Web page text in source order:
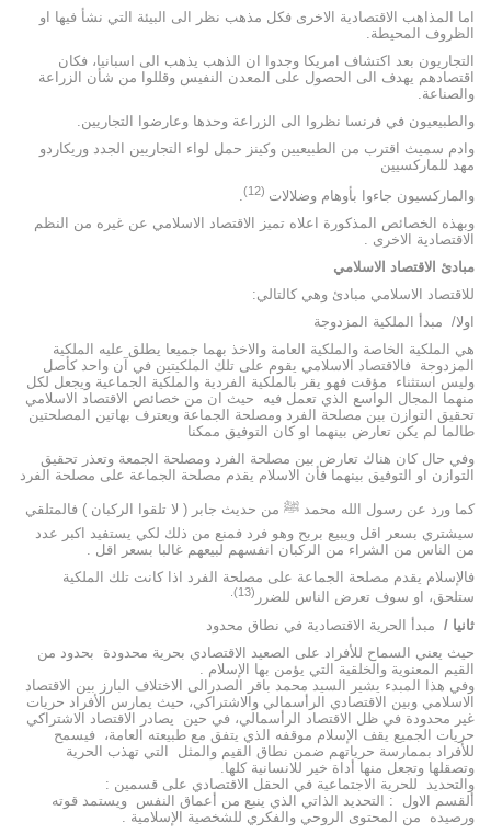
اما المذاهب الاقتصادية الاخرى فكل مذهب نظر الى البيئة التي نشأ فيها او
الظروف المحيطة.
التجاريون بعد اكتشاف امريكا وجدوا ان الذهب يذهب الى اسبانيا، فكان
اقتصادهم يهدف الى الحصول على المعدن النفيس وقللوا من شأن الزراعة
والصناعة.
والطبيعيون في فرنسا نظروا الى الزراعة وحدها وعارضوا التجاريين.
وادم سميث اقترب من الطبيعيين وكينز حمل لواء التجاريين الجدد وريكاردو
مهد للماركسيين
والماركسيون جاءوا بأوهام وضلالات (12)
.
وبهذه الخصائص المذكورة اعلاه تميز الاقتصاد الاسلامي عن غيره من النظم
الاقتصادية الاخرى .
مبادئ الاقتصاد الاسلامي
للاقتصاد الاسلامي مبادئ وهي كالتالي:
اولا/ مبدأ الملكية المزدوجة
هي الملكية الخاصة والملكية العامة والاخذ بهما جميعا يطلق عليه الملكية
المزدوجة فالاقتصاد الاسلامي يقوم على تلك الملكيتين في آن واحد كأصل
وليس استثناء مؤقت فهو يقر بالملكية الفردية والملكية الجماعية ويجعل لكل
منهما المجال الواسع الذي تعمل فيه حيث ان من خصائص الاقتصاد الاسلامي
تحقيق التوازن بين مصلحة الفرد ومصلحة الجماعة ويعترف بهاتين المصلحتين
طالما لم يكن تعارض بينهما او كان التوفيق ممكنا
وفي حال كان هناك تعارض بين مصلحة الفرد ومصلحة الجمعة وتعذر تحقيق
التوازن او التوفيق بينهما فأن الاسلام يقدم مصلحة الجماعة على مصلحة الفرد
كما ورد عن رسول الله محمد ﷺ من حديث جابر ( لا تلقوا الركبان ) فالمتلقي
سيشتري بسعر اقل ويبيع بربح وهو فرد فمنع من ذلك لكي يستفيد اكبر عدد
من الناس من الشراء من الركبان انفسهم لبيعهم غالبا بسعر اقل .
فالإسلام يقدم مصلحة الجماعة على مصلحة الفرد اذا كانت تلك الملكية
ستلحق، او سوف تعرض الناس للضرر (13).
ثانيا / مبدأ الحرية الاقتصادية في نطاق محدود
حيث يعني السماح للأفراد على الصعيد الاقتصادي بحرية محدودة بحدود من
القيم المعنوية والخلقية التي يؤمن بها الإسلام .
وفي هذا المبدء يشير السيد محمد باقر الصدرالى الاختلاف البارز بين الاقتصاد
الاسلامي وبين الاقتصادي الرأسمالي والاشتراكي، حيث يمارس الأفراد حريات
غير محدودة في ظل الاقتصاد الرأسمالي، في حين يصادر الاقتصاد الاشتراكي
حريات الجميع يقف الإسلام موقفه الذي يتفق مع طبيعته العامة، فيسمح
للأفراد بممارسة حرياتهم ضمن نطاق القيم والمثل التي تهذب الحرية
وتصقلها وتجعل منها أداة خير للانسانية كلها.
والتحديد للحرية الاجتماعية في الحقل الاقتصادي على قسمين :
ألقسم الاول : التحديد الذاتي الذي ينبع من أعماق النفس ويستمد قوته
ورصيده من المحتوى الروحي والفكري للشخصية الإسلامية .